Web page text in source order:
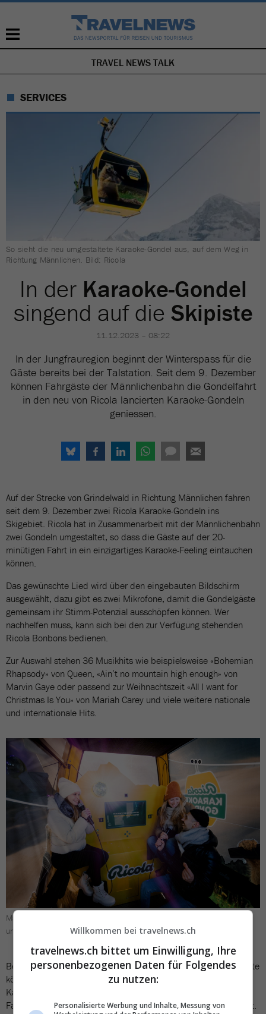
NAVIGATION
ÜBERSPRINGEN
TRAVEL NEWS TALK
SERVICES
So sieht die neu umgestaltete Karaoke-Gondel aus, auf dem Weg in
Richtung Männlichen. Bild: Ricola
In der Karaoke-Gondel
singend auf die Skipiste
11.12.2023 – 08:22
In der Jungfrauregion beginnt der Winterspass für die
Gäste bereits bei der Talstation. Seit dem 9. Dezember
können Fahrgäste der Männlichenbahn die Gondelfahrt
in den neu von Ricola lancierten Karaoke-Gondeln
geniessen.
Auf der Strecke von Grindelwald in Richtung Männlichen fahren
seit dem 9. Dezember zwei Ricola Karaoke-Gondeln ins
Skigebiet. Ricola hat in Zusammenarbeit mit der Männlichenbahn
zwei Gondeln umgestaltet, so dass die Gäste auf der 20-
minütigen Fahrt in ein einzigartiges Karaoke-Feeling eintauchen
können.
Das gewünschte Lied wird über den eingebauten Bildschirm
ausgewählt, dazu gibt es zwei Mikrofone, damit die Gondelgäste
gemeinsam ihr Stimm-Potenzial ausschöpfen können. Wer
nachhelfen muss, kann sich bei den zur Verfügung stehenden
Ricola Bonbons bedienen.
Zur Auswahl stehen 36 Musikhits wie beispielsweise «Bohemian
Rhapsody» von Queen, «Ain’t no mountain high enough» von
Marvin Gaye oder passend zur Weihnachtszeit «All I want for
Christmas Is You» von Mariah Carey und viele weitere nationale
und internationale Hits.
Maximal acht Fahrgäste können in der Karaoke-Gondel zu nationalen
und internationalen Hits singen. Bild: Ricola
Beide Karaoke-Gondeln bieten Platz für acht Personen. Die Gäste
können das Erlebnis zudem mit der in der Gondel eingebauten
Kamera festhalten und das Foto mit den Freunden teilen. Die
Fahrt mit der Ricola-Karaoke Gondel ist im Ticketpreis inkludiert.
Willkommen bei travelnews.ch
travelnews.ch bittet um Einwilligung, Ihre
personenbezogenen Daten für Folgendes
zu nutzen:
Personalisierte Werbung und Inhalte, Messung von